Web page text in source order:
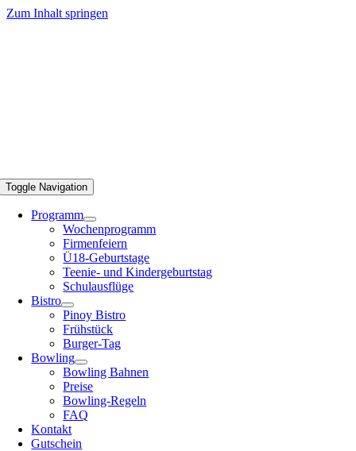
Zum Inhalt springen
Toggle Navigation
Programm
Wochenprogramm
Firmenfeiern
Ü18-Geburtstage
Teenie- und Kindergeburtstag
Schulausflüge
Bistro
Pinoy Bistro
Frühstück
Burger-Tag
Bowling
Bowling Bahnen
Preise
Bowling-Regeln
FAQ
Kontakt
Gutschein